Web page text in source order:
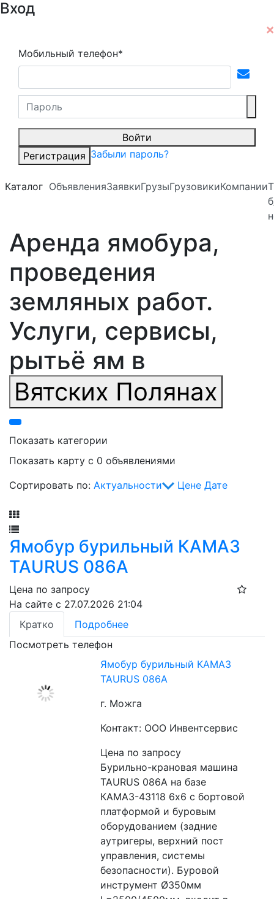
Вход
Мобильный телефон*
Войти
Регистрация Забыли пароль?
Каталог ОбъявленияЗаявкиГрузыГрузовикиКомпании
Аренда ямобура,
проведения
земляных работ.
Услуги, сервисы,
рытьё ям в
Вятских Полянах
Показать категории
Показать карту с 0 объявлениями
Сортировать по: Актуальности Цене Дате
Ямобур бурильный КАМАЗ
TAURUS 086A
Цена по запросу
На сайте с 27.07.2026 21:04
Кратко
Подробнее
Посмотреть телефон
Ямобур бурильный КАМАЗ
TAURUS 086A
г. Можга
Контакт: ООО Инвентсервис
Цена по запросу
Бурильно-крановая машина
TAURUS 086A на базе
КАМАЗ-43118 6х6 с бортовой
платформой и буровым
оборудованием (задние
аутригеры, верхний пост
управления, системы
безопасности). Буровой
инструмент Ø350мм